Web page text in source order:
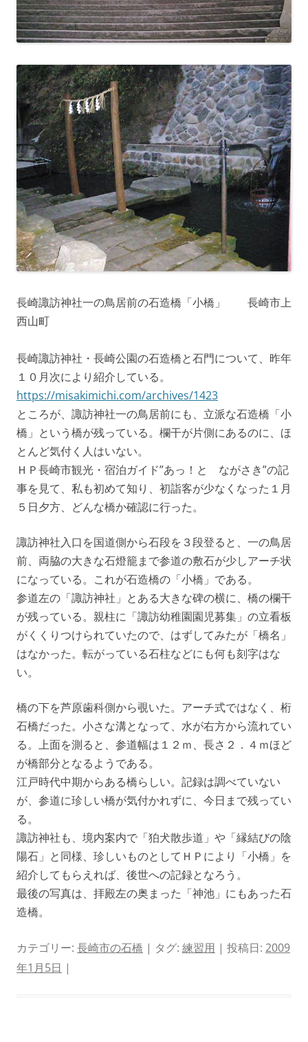
長崎諏訪神社一の鳥居前の石造橋「小橋」 長崎市上
西山町
長崎諏訪神社・長崎公園の石造橋と石門について、昨年
１０月次により紹介している。
https://misakimichi.com/archives/1423
ところが、諏訪神社一の鳥居前にも、立派な石造橋「小
橋」という橋が残っている。欄干が片側にあるのに、ほ
とんど気付く人はいない。
ＨＰ長崎市観光・宿泊ガイド”あっ！と ながさき”の記
事を見て、私も初めて知り、初詣客が少なくなった１月
５日夕方、どんな橋か確認に行った。
諏訪神社入口を国道側から石段を３段登ると、一の鳥居
前、両脇の大きな石燈籠まで参道の敷石が少しアーチ状
になっている。これが石造橋の「小橋」である。
参道左の「諏訪神社」とある大きな碑の横に、橋の欄干
が残っている。親柱に「諏訪幼稚園園児募集」の立看板
がくくりつけられていたので、はずしてみたが「橋名」
はなかった。転がっている石柱などにも何も刻字はな
い。
橋の下を芦原歯科側から覗いた。アーチ式ではなく、桁
石橋だった。小さな溝となって、水が右方から流れてい
る。上面を測ると、参道幅は１２ｍ、長さ２．４ｍほど
が橋部分となるようである。
江戸時代中期からある橋らしい。記録は調べていない
が、参道に珍しい橋が気付かれずに、今日まで残ってい
る。
諏訪神社も、境内案内で「狛犬散歩道」や「縁結びの陰
陽石」と同様、珍しいものとしてＨＰにより「小橋」を
紹介してもらえれば、後世への記録となろう。
最後の写真は、拝殿左の奥まった「神池」にもあった石
造橋。
カテゴリー: 長崎市の石橋 | タグ: 練習用 | 投稿日: 2009
年1月5日 |